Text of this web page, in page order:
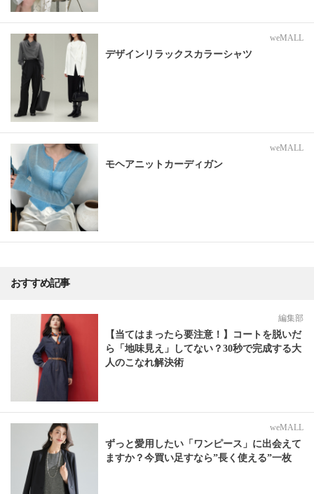
weMALL
デザインリラックスカラーシャツ
weMALL
モヘアニットカーディガン
おすすめ記事
編集部
【当てはまったら要注意！】コートを脱いだ
ら「地味見え」してない？30秒で完成する大
人のこなれ解決術
weMALL
ずっと愛用したい「ワンピース」に出会えて
ますか？今買い足すなら”長く使える”一枚